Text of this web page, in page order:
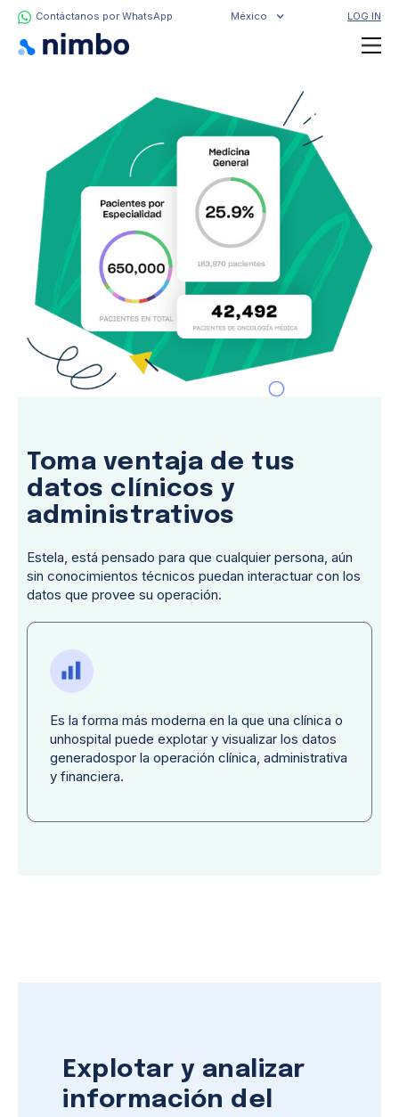
Contáctanos por WhatsApp México LOG IN
Toma ventaja de tus
datos clínicos y
administrativos
Estela, está pensado para que cualquier persona, aún
sin conocimientos técnicos puedan interactuar con los
datos que provee su operación.
Es la forma más moderna en la que una clínica o
unhospital puede explotar y visualizar los datos
generadospor la operación clínica, administrativa
y financiera.
Explotar y analizar
información del